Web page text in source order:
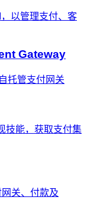
以管理支付、客
Gateway
托管支付网关
技能，获取支付集
关、付款及